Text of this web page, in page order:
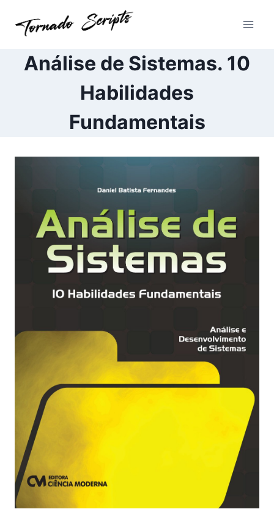
para
ConteúdoAnálise de Sistemas. 10
Habilidades
Fundamentais